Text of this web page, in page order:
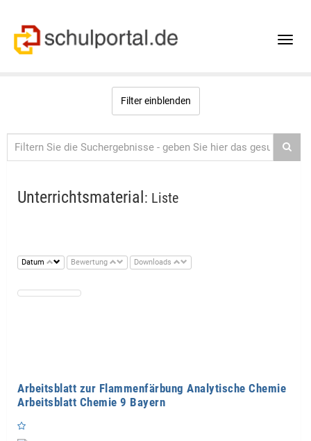
Toggle
Filter einblenden
Unterrichtsmaterial : Liste
Datum Bewertung Downloads
Arbeitsblatt zur Flammenfärbung Analytische Chemie
Arbeitsblatt Chemie 9 Bayern